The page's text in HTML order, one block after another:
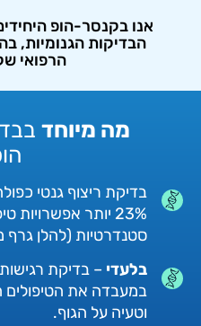
אנו בקנסר-הופ
הבדיקות הגנומיות,
הרפואי
מה מיוחד
23% יותר
סטנדרטיות (להלן
בלעדי – בדיקת
במעבדה את הטיפולים
וטעיה על הגוף.